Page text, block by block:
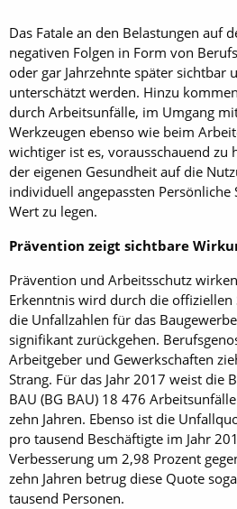
Das Fatale an den Belastungen auf
negativen Folgen in Form von
oder gar Jahrzehnte später sichtbar
unterschätzt werden. Hinzu
durch Arbeitsunfälle, im Umgang
Werkzeugen ebenso wie beim
wichtiger ist es, vorausschauend zu
der eigenen Gesundheit auf die
individuell angepassten Persönliche
Wert zu legen.
Prävention zeigt sichtbare
Prävention und Arbeitsschutz
Erkenntnis wird durch die
die Unfallzahlen für das
signifikant zurückgehen.
Arbeitgeber und Gewerkschaften
Strang. Für das Jahr 2017 weist die
BAU (BG BAU) 18 476
zehn Jahren. Ebenso ist die
pro tausend Beschäftigte im Jahr
Verbesserung um 2,98 Prozent
zehn Jahren betrug diese Quote
tausend Personen.